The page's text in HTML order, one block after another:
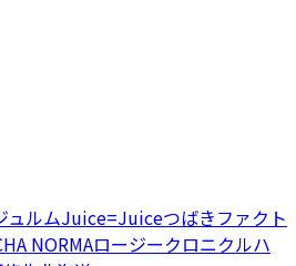
ュルムJuice=Juiceつばきファクト
NORMAロージークロニクルハ